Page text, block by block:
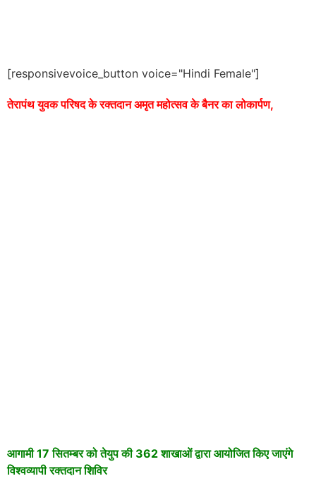
[responsivevoice_button voice="Hindi Female"]
तेरापंथ युवक परिषद के रक्तदान अमृत महोत्सव के बैनर का लोकार्पण,
आगामी 17 सितम्बर को तेयुप की 362 शाखाओं द्वारा आयोजित किए जाएंगे
विश्वव्यापी रक्तदान शिविर